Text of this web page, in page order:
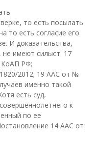
то есть посылать
то есть согласие его
И доказательства,
не имеют силыст. 17
КоАП РФ;
2012; 19 ААС от №
именно такой
есть суд,
к
по ее
14 ААС от